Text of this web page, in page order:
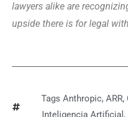
lawyers alike are
upside there is for legal
Tags Anthropic, ARR,